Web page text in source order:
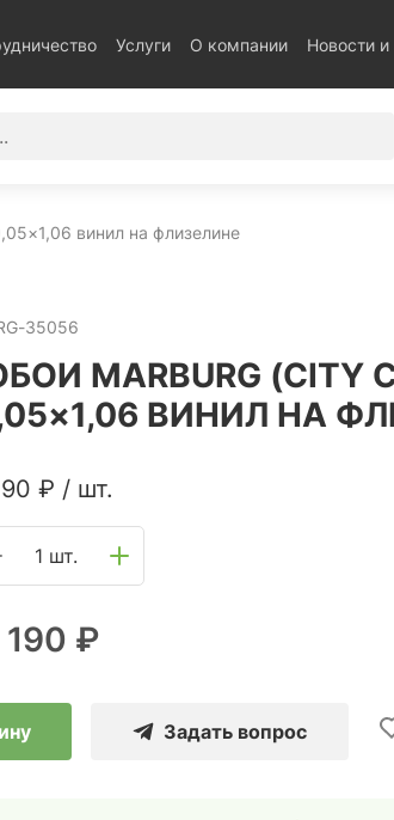
Услуги О компании Новости
винил на флизелине
35056
MARBURG (CITY
ВИНИЛ НА
₽ / шт.
1 шт.
190 ₽
Задать вопрос